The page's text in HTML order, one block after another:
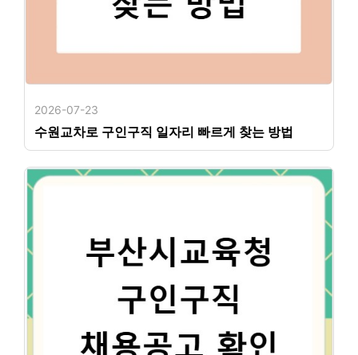
2026-07-23
수원교차로 구인구직 일자리 빠르게 찾는 방법